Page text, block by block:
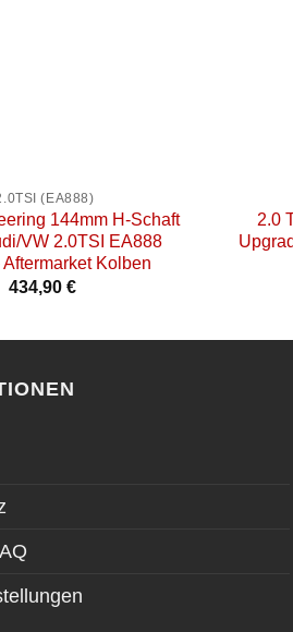
(EA888)
144mm H-Schaft
VW 2.0TSI EA888
Aftermarket Kolben
434,90 €
2.0